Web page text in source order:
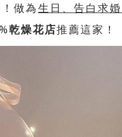
做為生日、告白求
乾燥花店推薦這家！